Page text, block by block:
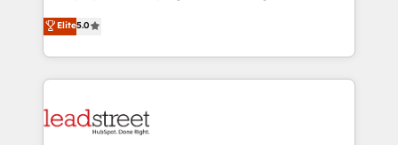
the United States, EU, UAE, Mexico and Latin
America. From casual user to super fan: make
grow with clarity, confidence, and intelligence.
Operating across the UK, Netherlands, Ireland, and
Canada, we’ve delivered thousands of successful
HubSpot projects for mid-market and enterprise
combine HubSpot, data, and AI to design connected
Elite5.0